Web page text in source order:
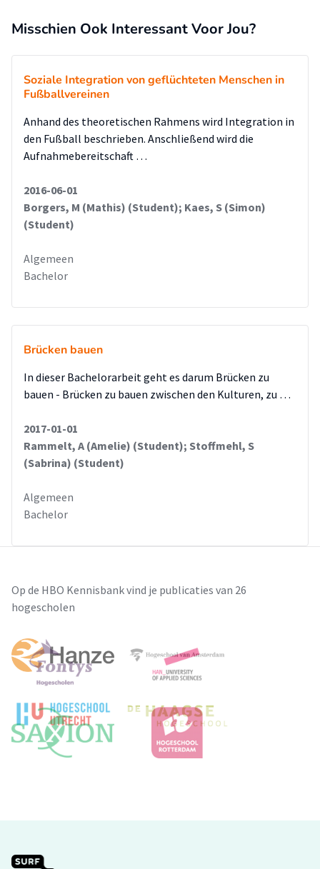
Misschien Ook Interessant Voor Jou?
Soziale Integration von geflüchteten Menschen in
Fußballvereinen
Anhand des theoretischen Rahmens wird Integration in
den Fußball beschrieben. Anschließend wird die
Aufnahmebereitschaft …
2016-06-01
Borgers, M (Mathis) (Student); Kaes, S (Simon)
(Student)
Algemeen
Bachelor
Brücken bauen
In dieser Bachelorarbeit geht es darum Brücken zu
bauen - Brücken zu bauen zwischen den Kulturen, zu …
2017-01-01
Rammelt, A (Amelie) (Student); Stoffmehl, S
(Sabrina) (Student)
Algemeen
Bachelor
Op de HBO Kennisbank vind je publicaties van 26
hogescholen